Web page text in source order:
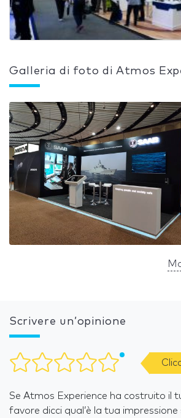
Galleria di foto di Atmos
Scrivere un’opinione
Se Atmos Experience ha costruito il
favore dicci qual’è la tua impressione